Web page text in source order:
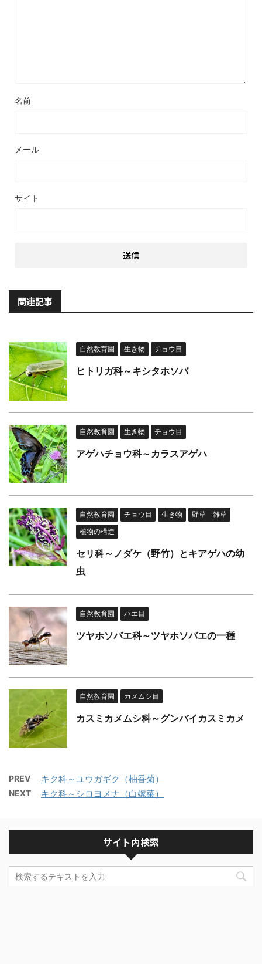
名前
メール
サイト
関連記事
自然教育園 生き物 チョウ目
ヒトリガ科～キシタホソバ
自然教育園 生き物 チョウ目
アゲハチョウ科～カラスアゲハ
自然教育園 チョウ目 生き物
野草 雑草
植物の構造
セリ科～ノダケ（野竹）とキアゲハの幼
虫
自然教育園 ハエ目
ツヤホソバエ科～ツヤホソバエの一種
自然教育園 カメムシ目
カスミカメムシ科～グンバイカスミカメ
PREV キク科～ユウガギク（柚香菊）
NEXT キク科～シロヨメナ（白嫁菜）
サイト内検索